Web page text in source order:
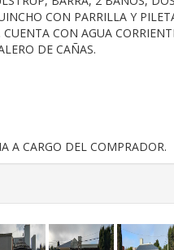
CON PARRILLA Y
CON AGUA
DE CAÑAS.
A CARGO DEL COMPRADOR.